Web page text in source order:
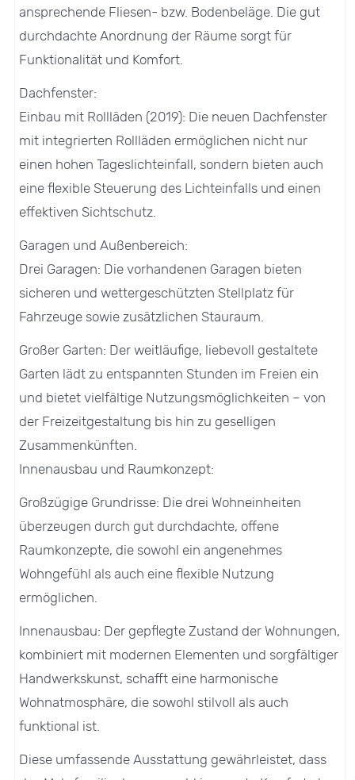
ansprechende Fliesen- bzw. Bodenbeläge. Die gut
durchdachte Anordnung der Räume sorgt für
Funktionalität und Komfort.
Dachfenster:
Einbau mit Rollläden (2019): Die neuen Dachfenster
mit integrierten Rollläden ermöglichen nicht nur
einen hohen Tageslichteinfall, sondern bieten auch
eine flexible Steuerung des Lichteinfalls und einen
effektiven Sichtschutz.
Garagen und Außenbereich:
Drei Garagen: Die vorhandenen Garagen bieten
sicheren und wettergeschützten Stellplatz für
Fahrzeuge sowie zusätzlichen Stauraum.
Großer Garten: Der weitläufige, liebevoll gestaltete
Garten lädt zu entspannten Stunden im Freien ein
und bietet vielfältige Nutzungsmöglichkeiten – von
der Freizeitgestaltung bis hin zu geselligen
Zusammenkünften.
Innenausbau und Raumkonzept:
Großzügige Grundrisse: Die drei Wohneinheiten
überzeugen durch gut durchdachte, offene
Raumkonzepte, die sowohl ein angenehmes
Wohngefühl als auch eine flexible Nutzung
ermöglichen.
Innenausbau: Der gepflegte Zustand der Wohnungen,
kombiniert mit modernen Elementen und sorgfältiger
Handwerkskunst, schafft eine harmonische
Wohnatmosphäre, die sowohl stilvoll als auch
funktional ist.
Diese umfassende Ausstattung gewährleistet, dass